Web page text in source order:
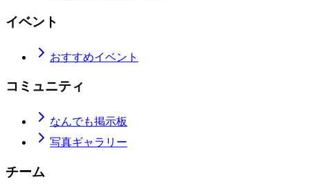
イベント
おすすめイベント
コミュニティ
なんでも掲示板
写真ギャラリー
チーム